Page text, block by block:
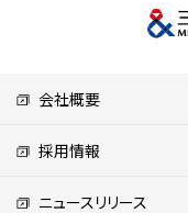
会社概要
採用情報
ニュースリリース